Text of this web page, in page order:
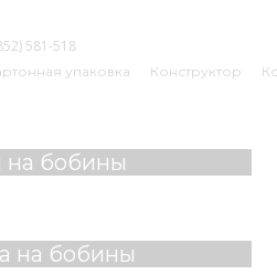
581-518
упаковка Конструктор
на бобины
на бобины